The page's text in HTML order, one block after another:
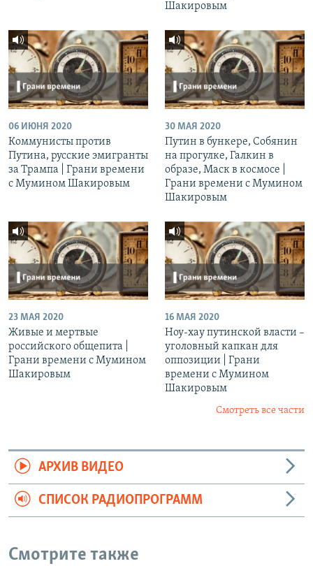
Шакировым
06 ИЮНЯ 2020
Коммунисты против
Путина, русские эмигранты
за Трампа | Грани времени
с Мумином Шакировым
30 МАЯ 2020
Путин в бункере, Собянин
на прогулке, Галкин в
образе, Маск в космосе |
Грани времени с Мумином
Шакировым
23 МАЯ 2020
Живые и мертвые
российского общепита |
Грани времени с Мумином
Шакировым
16 МАЯ 2020
Ноу-хау путинской власти –
уголовный капкан для
оппозиции | Грани
времени с Мумином
Шакировым
Смотреть все части
АРХИВ ВИДЕО
СПИСОК РАДИОПРОГРАММ
Смотрите также